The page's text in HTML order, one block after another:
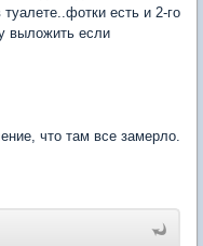
есть и 2-го
выложить если
что там все замерло.